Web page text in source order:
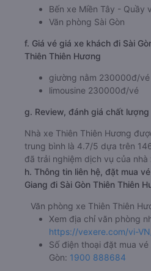
Bến xe Miền Tây - Quầy
Văn phòng Sài Gòn
f. Giá vé giá xe khách đi Sài
Thiên Thiên Hương
giường nằm 230000đ/vé
limousine 230000đ/vé
g. Review, đánh giá chất
Nhà xe Thiên Thiên Hương
trung bình là 4.7/5 dựa trên
đã trải nghiệm dịch vụ của nhà
h. Thông tin liên hệ, đặt mua
Giang đi Sài Gòn Thiên Thiên
Văn phòng xe Thiên Thiên
Xem địa chỉ văn phòng
https://vexere.com/vi-
Số điện thoại đặt mua
Gòn: 1900 888684